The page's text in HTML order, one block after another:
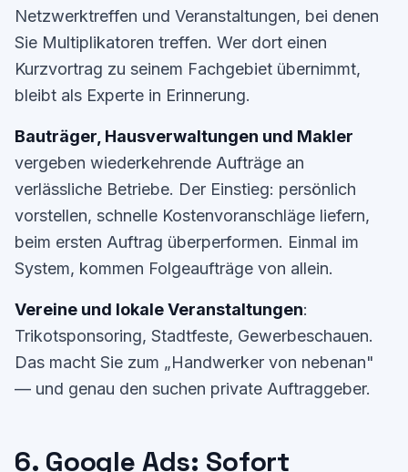
Netzwerktreffen und Veranstaltungen, bei denen
Sie Multiplikatoren treffen. Wer dort einen
Kurzvortrag zu seinem Fachgebiet übernimmt,
bleibt als Experte in Erinnerung.
Bauträger, Hausverwaltungen und Makler
vergeben wiederkehrende Aufträge an
verlässliche Betriebe. Der Einstieg: persönlich
vorstellen, schnelle Kostenvoranschläge liefern,
beim ersten Auftrag überperformen. Einmal im
System, kommen Folgeaufträge von allein.
Vereine und lokale Veranstaltungen:
Trikotsponsoring, Stadtfeste, Gewerbeschauen.
Das macht Sie zum „Handwerker von nebenan"
— und genau den suchen private Auftraggeber.
6. Google Ads: Sofort